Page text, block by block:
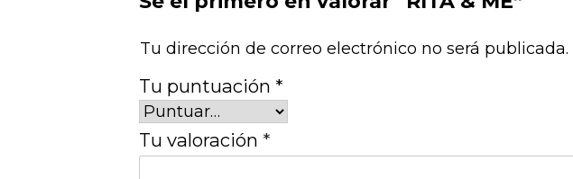
Tu dirección de correo electrónico no será publicada.
Tu puntuación *
Tu valoración *